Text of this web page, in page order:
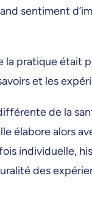
sentiment
la pratique
et les
de la
élabore alors
individuelle,
des